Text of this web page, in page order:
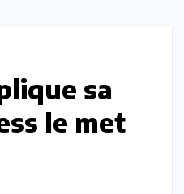
sa
le met